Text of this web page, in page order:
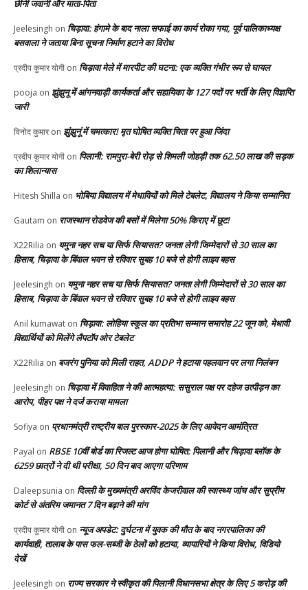
छीनी जवानी और माता-पिता
Jeelesingh on चिड़ावा: हंगामे के बाद नाला सफाई का कार्य रोका गया, पूर्व पालिकाध्यक्ष
बसवाला ने जताया बिना सूचना निर्माण हटाने का विरोध
प्रदीप कुमार योगी on चिड़ावा मेले में मारपीट की घटना: एक व्यक्ति गंभीर रूप से घायल
pooja on झुंझुनू में आंगनवाड़ी कार्यकर्ता और सहायिका के 127 पदों पर भर्ती के लिए विज्ञप्ति
जारी
विनोद कुमारon झुंझुनूं में चमत्कार! मृत घोषित व्यक्ति चिता पर हुआ जिंदा
प्रदीप कुमार योगी on पिलानी: रामपुरा-बेरी रोड़ से शिमली जोहड़ी तक 62.50 लाख की सड़क
का शिलान्यास
Hitesh Shilla on भोबिया विद्यालय में मेधावियों को मिले टेबलेट, विद्यालय ने किया सम्मानित
Gautam on राजस्थान रोडवेज की बसों में मिलेगा 50% किराए में छूट!
X22Rilia on यमुना नहर सच या सिर्फ सियासत? जनता लेगी जिम्मेदारों से 30 साल का
हिसाब, चिड़ावा के बिंवाल भवन से रविवार सुबह 10 बजे से होगी लाइव बहस
Jeelesingh on यमुना नहर सच या सिर्फ सियासत? जनता लेगी जिम्मेदारों से 30 साल का
हिसाब, चिड़ावा के बिंवाल भवन से रविवार सुबह 10 बजे से होगी लाइव बहस
Anil kumawat on चिड़ावा: लोहिया स्कूल का प्रतिभा सम्मान समारोह 22 जून को, मेधावी
विद्यार्थियों को मिलेंगे लैपटॉप ओर टेबलेट
X22Rilia on बजरंग पुनिया को मिली राहत, ADDP ने हटाया पहलवान पर लगा निलंबन
Jeelesingh on चिड़ावा में विवाहिता ने की आत्महत्या: ससुराल पक्ष पर दहेज उत्पीड़न का
आरोप, पीहर पक्ष ने दर्ज कराया मामला
Sofiya on प्रधानमंत्री राष्ट्रीय बाल पुरस्कार-2025 के लिए आवेदन आमंत्रित
Payal on RBSE 10वीं बोर्ड का रिजल्ट आज होगा घोषित: पिलानी और चिड़ावा ब्लॉक के
6259 छात्रों ने दी थी परीक्षा, 50 दिन बाद आएगा परिणाम
Daleepsunia on दिल्ली के मुख्यमंत्री अरविंद केजरीवाल की स्वास्थ्य जांच और सुप्रीम
कोर्ट से अंतरिम जमानत 7 दिन बढ़ाने की मांग
प्रदीप कुमार योगी on न्यूज अपडेट: दुर्घटना में युवक की मौत के बाद नगरपालिका की
कार्यवाही, तालाब के पास फल-सब्जी के ठेलों को हटाया, व्यापारियों ने किया विरोध, विडियो
देखें
Jeelesingh on राज्य सरकार ने स्वीकृत की पिलानी विधानसभा क्षेत्र के लिए 5 करोड़ की